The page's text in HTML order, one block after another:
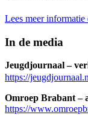
Lees meer
In de media
Jeugdjournaal –
https://
Omroep Brabant –
https://